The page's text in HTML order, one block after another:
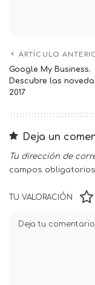
ARTÍCULO
Google My Business.
Descubre las
2017
Deja un
Tu dirección de
campos
TU VALORACIÓN